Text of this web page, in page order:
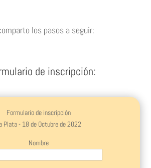
los pasos a seguir:
de inscripción:
Formulario de inscripción
Plata - 18 de Octubre de 2022
Nombre